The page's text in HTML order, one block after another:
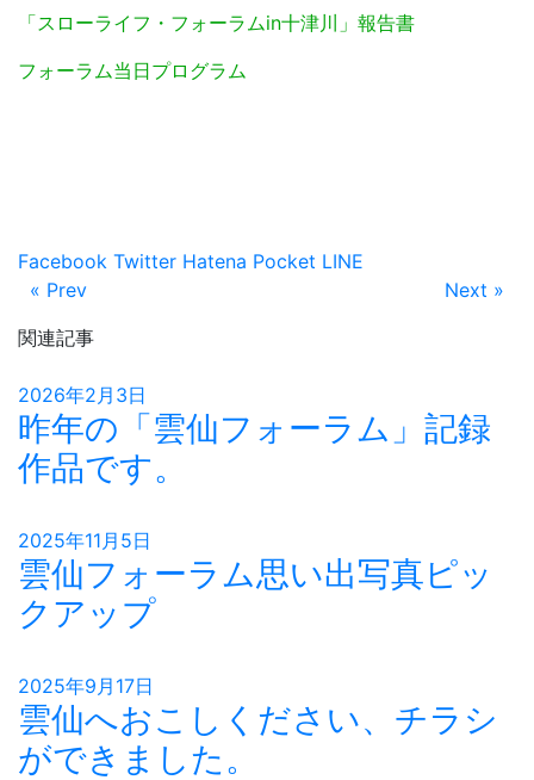
「スローライフ・フォーラムin十津川」報告書
フォーラム当日プログラム
Facebook Twitter Hatena Pocket LINE
« Prev
Next »
関連記事
2026年2月3日
昨年の「雲仙フォーラム」記録
作品です。
2025年11月5日
雲仙フォーラム思い出写真ピッ
クアップ
2025年9月17日
雲仙へおこしください、チラシ
ができました。